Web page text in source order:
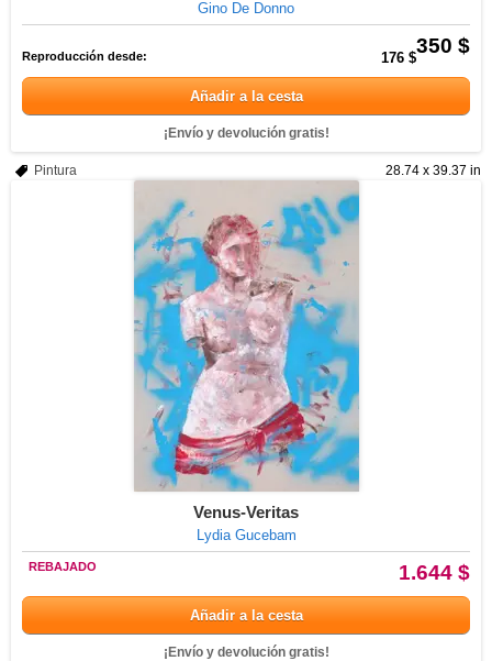
Gino De Donno
350 $
Reproducción desde: 176 $
Añadir a la cesta
¡Envío y devolución gratis!
28.74 x 39.37 in
Pintura
Venus-Veritas
Lydia Gucebam
1.644 $
REBAJADO
Añadir a la cesta
¡Envío y devolución gratis!